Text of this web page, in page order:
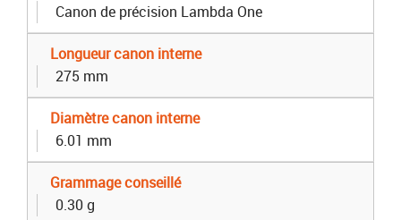
Canon de précision Lambda One
Longueur canon interne
275 mm
Diamètre canon interne
6.01 mm
Grammage conseillé
0.30 g